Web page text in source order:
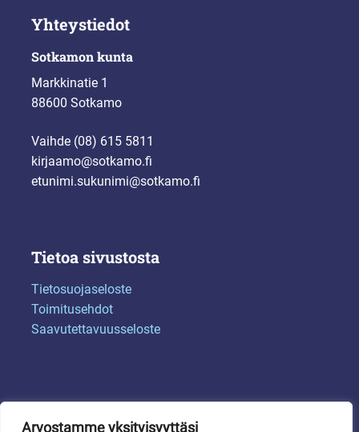
Arvostamme yksityisyyttäsi
Yhteystiedot
Sotkamon kunta
Markkinatie 1
88600 Sotkamo
Vaihde (08) 615 5811
kirjaamo@sotkamo.fi
etunimi.sukunimi@sotkamo.fi
Tietoa sivustosta
Tietosuojaseloste
Toimitusehdot
Saavutettavuusseloste